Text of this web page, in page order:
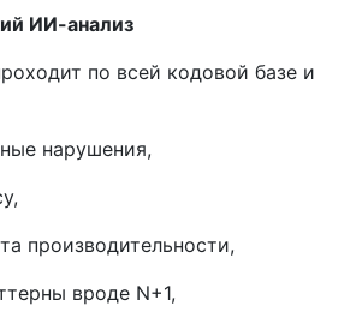
ИИ-анализ
по всей кодовой базе и
нарушения,
производительности,
вроде N+1,